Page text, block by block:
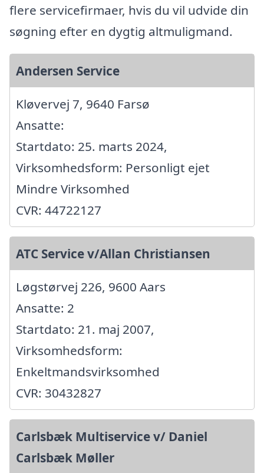
flere servicefirmaer, hvis du vil udvide din
søgning efter en dygtig altmuligmand.
Andersen Service
Kløvervej 7, 9640 Farsø
Ansatte:
Startdato: 25. marts 2024,
Virksomhedsform: Personligt ejet
Mindre Virksomhed
CVR: 44722127
ATC Service v/Allan Christiansen
Løgstørvej 226, 9600 Aars
Ansatte: 2
Startdato: 21. maj 2007,
Virksomhedsform:
Enkeltmandsvirksomhed
CVR: 30432827
Carlsbæk Multiservice v/ Daniel
Carlsbæk Møller